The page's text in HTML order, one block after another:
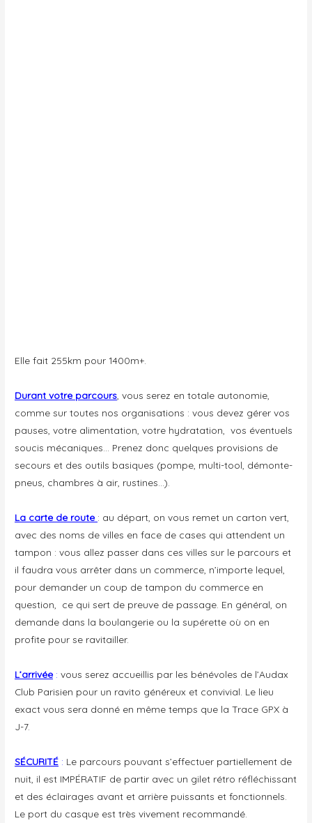
Elle fait 255km pour 1400m+.
Durant votre parcours , vous serez en totale autonomie,
comme sur toutes nos organisations : vous devez gérer vos
pauses, votre alimentation, votre hydratation, vos éventuels
soucis mécaniques… Prenez donc quelques provisions de
secours et des outils basiques (pompe, multi-tool, démonte-
pneus, chambres à air, rustines…).
La carte de route : au départ, on vous remet un carton vert,
avec des noms de villes en face de cases qui attendent un
tampon : vous allez passer dans ces villes sur le parcours et
il faudra vous arrêter dans un commerce, n’importe lequel,
pour demander un coup de tampon du commerce en
question, ce qui sert de preuve de passage. En général, on
demande dans la boulangerie ou la supérette où on en
profite pour se ravitailler.
L’arrivée : vous serez accueillis par les bénévoles de l’Audax
Club Parisien pour un ravito généreux et convivial. Le lieu
exact vous sera donné en même temps que la Trace GPX à
J-7.
SÉCURITÉ : Le parcours pouvant s’effectuer partiellement de
nuit, il est IMPÉRATIF de partir avec un gilet rétro réfléchissant
et des éclairages avant et arrière puissants et fonctionnels.
Le port du casque est très vivement recommandé.